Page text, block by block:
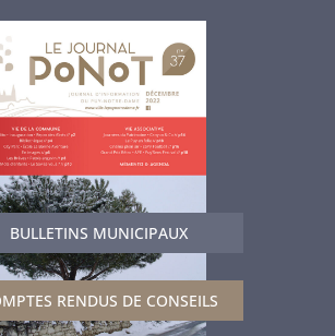
BULLETINS MUNICIPAUX
RENDUS DE CONSEILS